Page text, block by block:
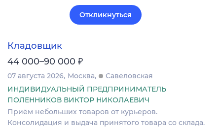
Откликнуться
Кладовщик
44 000–90 000 ₽
07 августа 2026 Москва
Савеловская
ИНДИВИДУАЛЬНЫЙ ПРЕДПРИНИМАТЕЛЬ
ПОЛЕННИКОВ ВИКТОР НИКОЛАЕВИЧ
Приём небольших товаров от курьеров.
Консолидация и выдача принятого товара со склада.